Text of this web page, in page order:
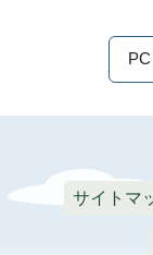
PC
サイトマ